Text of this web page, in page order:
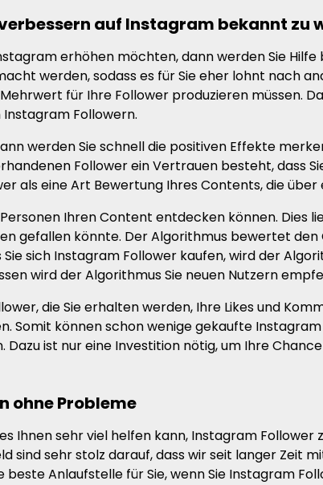
auf Instagram bekannt zu
erhöhen möchten, dann werden Sie
werden, sodass es für Sie eher lohnt nach
für Ihre Follower produzieren müssen.
Followern.
werden Sie schnell die positiven Effekte
Follower ein Vertrauen besteht, dass
als eine Art Bewertung Ihres Contents, die über
Ihren Content entdecken können.
gefallen könnte. Der Algorithmus bewertet
sich Instagram Follower kaufen, wird der
wird der Algorithmus Sie neuen Nutzern
die Sie erhalten werden, Ihre Likes und
Somit können schon wenige gekaufte
ist nur eine Investition nötig, um Ihre
ohne Probleme
Ihnen sehr viel helfen kann, Instagram
sind sehr stolz darauf, dass wir seit langer Zeit
Anlaufstelle für Sie, wenn Sie Instagram